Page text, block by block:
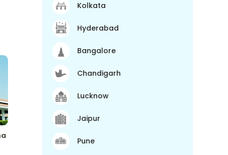
Kolkata
Hyderabad
Bangalore
Chandigarh
Lucknow
Jaipur
Pune